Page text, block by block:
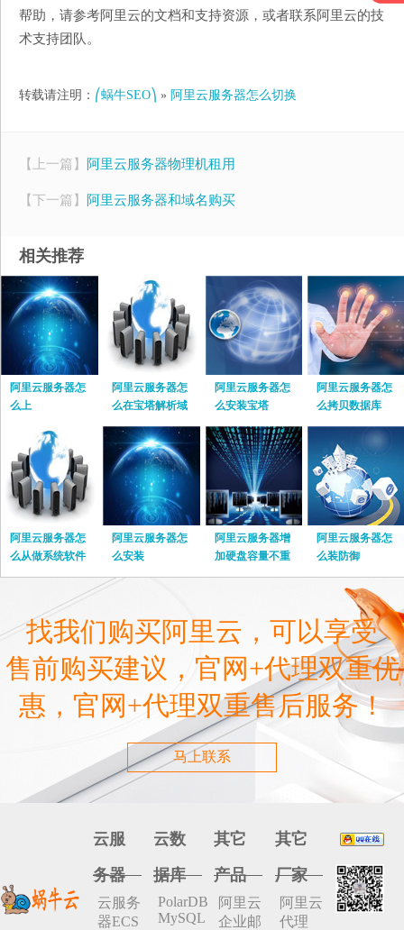
帮助，请参考阿里云的文档和支持资源，或者联系阿里云的技
术支持团队。
转载请注明： ⎛蜗牛SEO⎞ » 阿里云服务器怎么切换
【上一篇】 阿里云服务器物理机租用
【下一篇】 阿里云服务器和域名购买
相关推荐
阿里云服务器怎
么上
阿里云服务器怎
么在宝塔解析域
名
阿里云服务器怎
么安装宝塔
阿里云服务器怎
么拷贝数据库
阿里云服务器怎
么从做系统软件
阿里云服务器怎
么安装
阿里云服务器增
加硬盘容量不重
启
阿里云服务器怎
么装防御
找我们购买阿里云，可以享受
售前购买建议，官网+代理双重优
惠，官网+代理双重售后服务！
马上联系
云服
务器
云服务
器ECS
云数
据库
PolarDB
MySQL
其它
产品
阿里云
企业邮
其它
厂家
阿里云
代理